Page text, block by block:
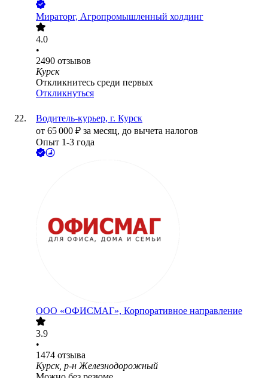
Мираторг, Агропромышленный холдинг
4.0
•
2490 отзывов
Курск
Откликнитесь среди первых
Откликнуться
Водитель-курьер, г. Курск
от 65 000 ₽ за месяц, до вычета налогов
Опыт 1-3 года
ООО «ОФИСМАГ», Корпоративное направление
3.9
•
1474 отзыва
Курск, р-н Железнодорожный